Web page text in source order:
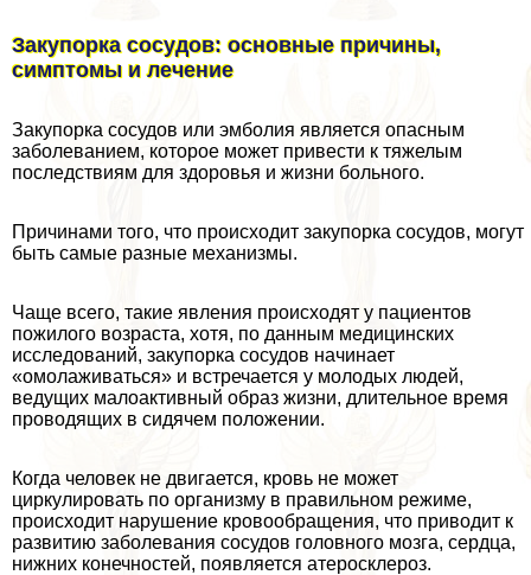
Закупорка сосудов: основные причины,
симптомы и лечение
Закупорка сосудов или эмболия является опасным
заболеванием, которое может привести к тяжелым
последствиям для здоровья и жизни больного.
Причинами того, что происходит закупорка сосудов, могут
быть самые разные механизмы.
Чаще всего, такие явления происходят у пациентов
пожилого возраста, хотя, по данным медицинских
исследований, закупорка сосудов начинает
«омолаживаться» и встречается у молодых людей,
ведущих малоактивный образ жизни, длительное время
проводящих в сидячем положении.
Когда человек не двигается, кровь не может
циркулировать по организму в правильном режиме,
происходит нарушение кровообращения, что приводит к
развитию заболевания сосудов головного мозга, сердца,
нижних конечностей, появляется атеросклероз.